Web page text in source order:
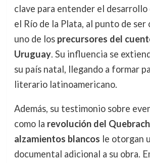
clave para entender el
el Río de la Plata, al punto de ser
uno de los precursores del
Uruguay. Su influencia se
su país natal, llegando a formar
literario latinoamericano.
Además, su testimonio sobre
como la revolución del
alzamientos blancos le otorgan
documental adicional a su obra.